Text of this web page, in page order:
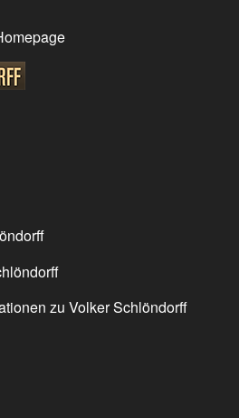
zu Volker Schlöndorff